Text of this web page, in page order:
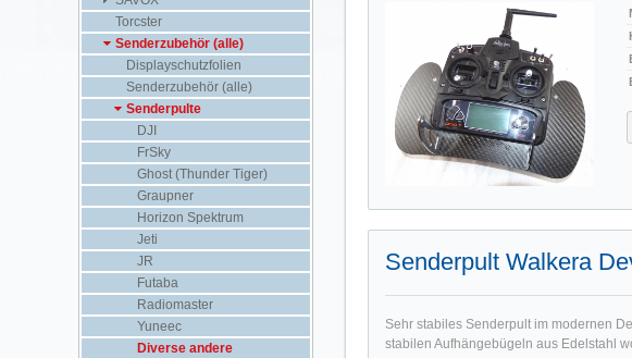
Senderpult Walkera
Sehr stabiles Senderpult im modernen
stabilen Aufhängebügeln aus Edelstahl
Torcster
Senderzubehör (alle)
Displayschutzfolien
Senderzubehör (alle)
Senderpulte
DJI
FrSky
Ghost (Thunder Tiger)
Graupner
Horizon Spektrum
Jeti
JR
Futaba
Radiomaster
Yuneec
Diverse andere